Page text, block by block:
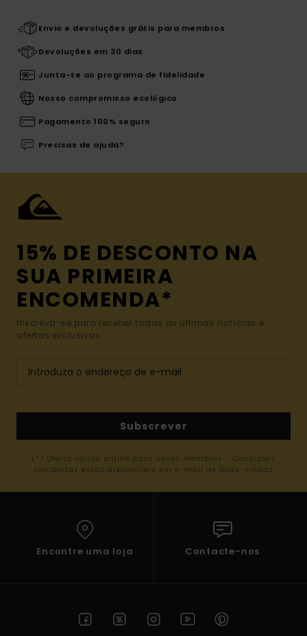
Envio e devoluções grátis para membros
Devoluções em 30 dias
Junta-te ao programa de fidelidade
Nosso compromisso ecológico
Pagamento 100% seguro
Precisas de ajuda?
15% DE DESCONTO NA
SUA PRIMEIRA
ENCOMENDA*
Inscreva-se para receber todas as últimas notícias e
ofertas exclusivas.
Subscrever
(*) Oferta válida online para novos membros - Condições
completas estão disponíveis em e-mail de boas-vindas
Encontre uma loja Contacte-nos